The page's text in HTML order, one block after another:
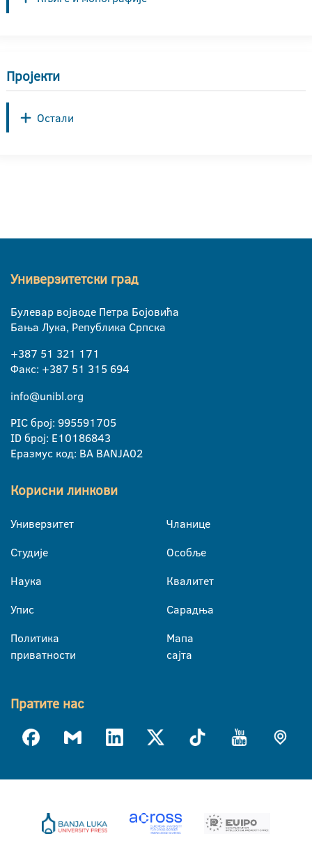
Пројекти
Остали
Универзитетски град
Булевар војводе Петра Бојовића
Бања Лука, Република Српска
+387 51 321 171
Факс: +387 51 315 694
info@unibl.org
PIC број: 995591705
ID број: E10186843
Еразмус код: BA BANJA02
Корисни линкови
Универзитет
Студије
Наука
Упис
Политика
приватности
Чланице
Особље
Квалитет
Сарадња
Мапа
сајта
Пратите нас